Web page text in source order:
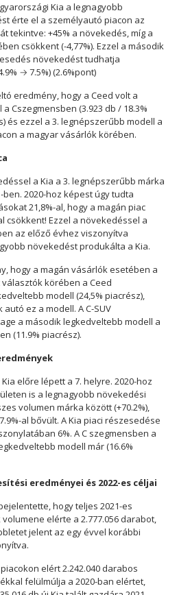
Kia a legnagyobb
érte el a személyautó piacon az
tekintve: +45% a növekedés, míg a
csökkent (-4,77%). Ezzel a második
növekedést tudhatja
→ 7.5%) (2.6%pont)
eredmény, hogy a Ceed volt a
Cszegmensben (3.923 db / 18.3%
és ezzel a 3. legnépszerűbb modell a
a magyar vásárlók körében.
a Kia a 3. legnépszerűbb márka
2020-hoz képest úgy tudta
21,8%-al, hogy a magán piac
csökkent! Ezzel a növekedéssel a
az előző évhez viszonyítva
növekedést produkálta a Kia.
hogy a magán vásárlók esetében a
körében a Ceed
modell (24,5% piacrész),
ez a modell. A C-SUV
a második legkedveltebb modell a
(11.9% piacrész).
előre lépett a 7. helyre. 2020-hoz
is a legnagyobb növekedési
volumen márka között (+70.2%),
al bővült. A Kia piaci részesedése
6%. A C szegmensben a
modell már (16.6%
eredményei és 2022-es céljai
hogy teljes 2021-es
elérte a 2.777.056 darabot,
jelent az egy évvel korábbi
elért 2.242.040 darabos
felülmúlja a 2020-ban elértet,